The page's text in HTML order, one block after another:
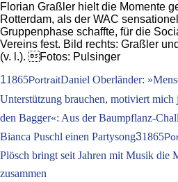
Florian Graßler hielt die Momente
Rotterdam, als der WAC
Gruppenphase schaffte, für die
Vereins fest. Bild rechts: Graßler
(v. l.). Fotos: Pulsinger
11865PortraitDaniel Oberländer:
Unterstützung brauchen, motiviert mich
den Bagger«: Aus der Baumpflanz-
Bianca Puschl einen Partysong31865
Plösch bringt seit Jahren mit Musik die
zusammen